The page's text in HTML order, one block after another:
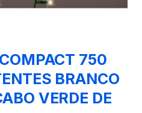
750
BRANCO
VERDE DE